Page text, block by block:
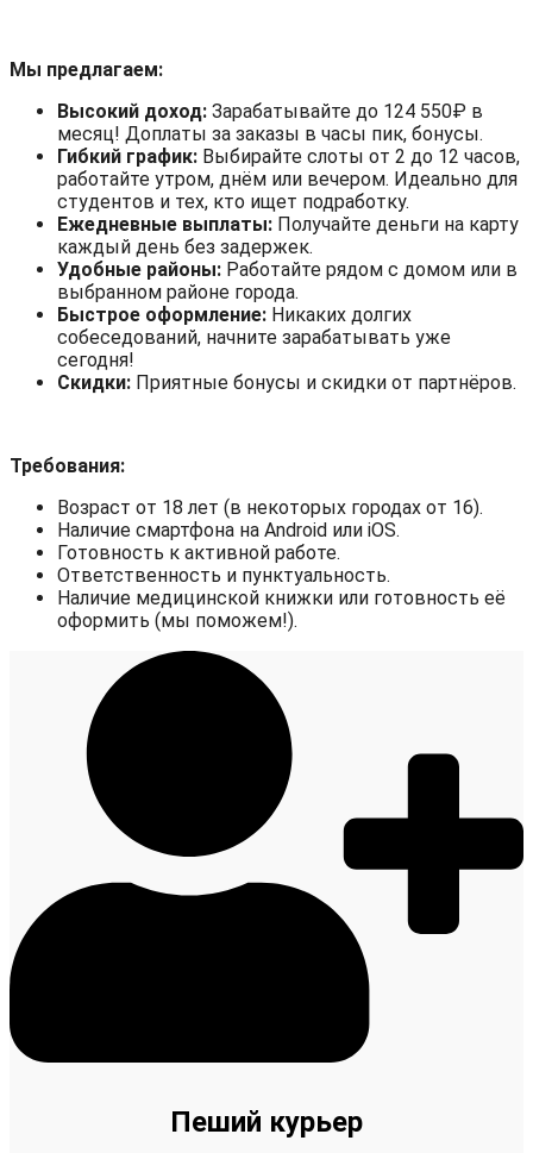
Мы предлагаем:
Высокий доход: Зарабатывайте до 124 550₽ в
месяц! Доплаты за заказы в часы пик, бонусы.
Гибкий график: Выбирайте слоты от 2 до 12 часов,
работайте утром, днём или вечером. Идеально для
студентов и тех, кто ищет подработку.
Ежедневные выплаты: Получайте деньги на карту
каждый день без задержек.
Удобные районы: Работайте рядом с домом или в
выбранном районе города.
Быстрое оформление: Никаких долгих
собеседований, начните зарабатывать уже
сегодня!
Скидки: Приятные бонусы и скидки от партнёров.
Требования:
Возраст от 18 лет (в некоторых городах от 16).
Наличие смартфона на Android или iOS.
Готовность к активной работе.
Ответственность и пунктуальность.
Наличие медицинской книжки или готовность её
оформить (мы поможем!).
Пеший курьер